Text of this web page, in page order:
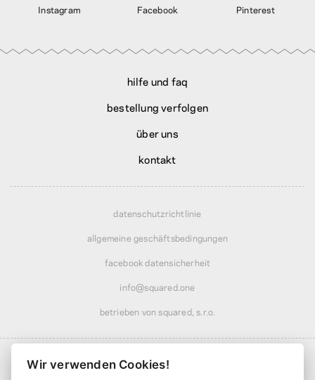
Instagram Facebook Pinterest
hilfe und faq
bestellung verfolgen
über uns
kontakt
datenschutzrichtlinie
allgemeine geschäftsbedingungen
facebook datensicherheit
info@squared.one
betrieben von squared, s.r.o.
Wir verwenden Cookies!